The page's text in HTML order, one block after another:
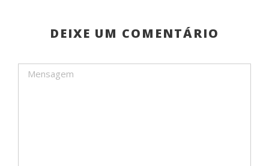
DEIXE UM COMENTÁRIO